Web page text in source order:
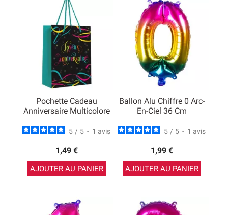
Pochette Cadeau
Anniversaire Multicolore
5 / 5 - 1 avis
1,49 €
AJOUTER AU PANIER
Ballon Alu Chiffre 0 Arc-
En-Ciel 36 Cm
5 / 5 - 1 avis
1,99 €
AJOUTER AU PANIER